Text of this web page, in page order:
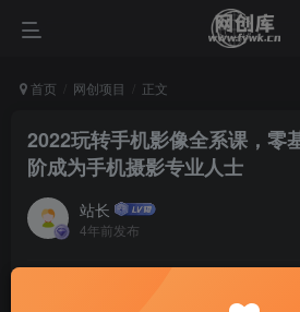
首页 网创项目 正文
2022玩转手机影像全系课，零
阶成为手机摄影专业人士
站长
4年前发布
2022玩转手机影像全系课，零基础